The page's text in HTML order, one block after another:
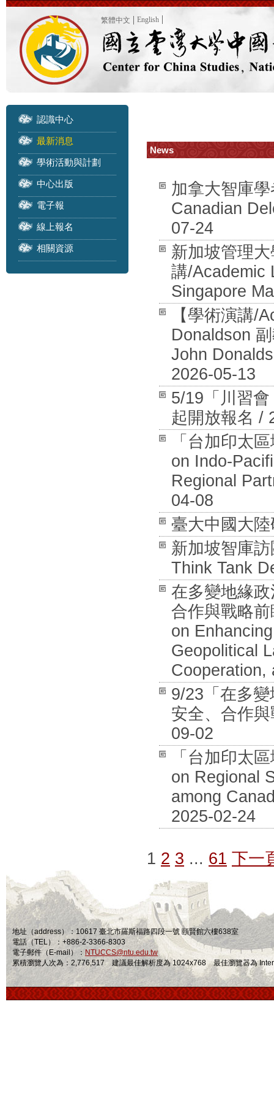
繁體中文 English
認識中心
最新消息
學術活動與計劃
中心出版
電子報
線上報名
相關資源
News
加拿大智庫
Canadian
07-24
新加坡管理
講/Academic
Singapore
【學術演講/
Donaldson
John
2026-05-13
5/19「川習
起開放報名 /
「台加印太
on Indo-
Regional
04-08
臺大中國大
新加坡智庫
Think Tank
在多變地緣
合作與戰略
on
Geopolitical
Cooperation,
9/23「在多
安全、合作
09-02
「台加印太
on Regional
among
2025-02-24
1 2 3 ... 61 下一
地址（address）：10617 臺北市羅斯福路四段一號 頤賢館六樓638室
電話（TEL）：+886-2-3366-8303
電子郵件（E-mail）： NTUCCS@ntu.edu.tw
累積瀏覽人次為：2,776,517 建議最佳解析度為 1024x768 最佳瀏覽器為